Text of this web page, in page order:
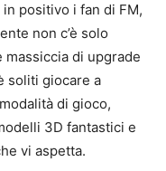
positivo i fan di FM,
non c’è solo
massiccia di upgrade
soliti giocare a
di gioco,
3D fantastici e
vi aspetta.